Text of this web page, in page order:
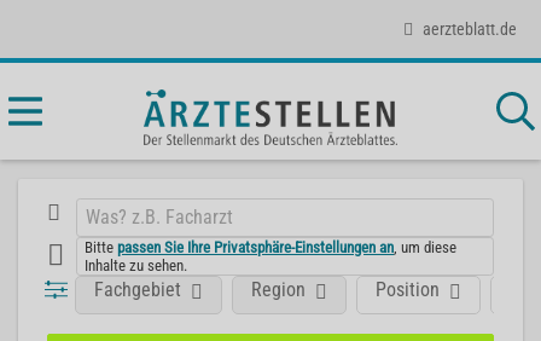
aerzteblatt.de
Bittepassen Sie Ihre Privatsphäre-Einstellungen an , um diese
Inhalte zu sehen.
Position
Fachgebiet Region